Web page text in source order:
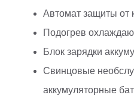
Автомат защиты от
Подогрев
Блок зарядки
Свинцовые
аккумуляторные